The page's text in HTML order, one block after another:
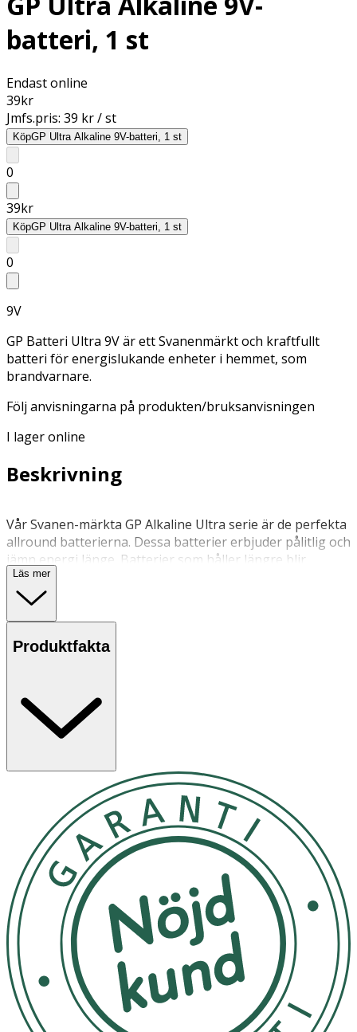
batteri, 1 st
Endast online
39kr
Jmfs.pris: 39 kr / st
KöpGP Ultra Alkaline 9V-batteri, 1 st
0
39kr
KöpGP Ultra Alkaline 9V-batteri, 1 st
0
9V
GP Batteri Ultra 9V är ett Svanenmärkt och kraftfullt
batteri för energislukande enheter i hemmet, som
brandvarnare.
Följ anvisningarna på produkten/bruksanvisningen
I lager online
Beskrivning
Vår Svanen-märkta GP Alkaline Ultra serie är de perfekta
allround batterierna. Dessa batterier erbjuder pålitlig och
jämn energi länge. Batterier som håller längre blir
dessutom billigare i längden och innebär mindre avfall.
GP Alkaline Ultra är batterier utformade för de mest
inkluderar till exempel batteridrivna leksaker, trådlösa
möss och tangentbord, babyvakter, ficklampor och
Ladda inte, deformera eller skada inte, släng inte i eld,
sätt inte in felaktigt, förvara utom räckhåll för barn,
blanda inte olika typer eller varumärken, blanda inte nya
inte, sätt in korrekt
Förvaras torrt och svalt
OK för gravida och ammande:
Läs mer
Produktfakta